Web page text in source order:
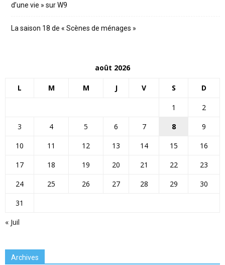
d’une vie » sur W9
La saison 18 de « Scènes de ménages »
août 2026
L M M J V S D
« Juil
1
2
3
4 5 6 7 8
9
10
11 12 13 14 15
16
17
18 19 20 21 22
23
24
25 26 27 28 29
30
31
Archives